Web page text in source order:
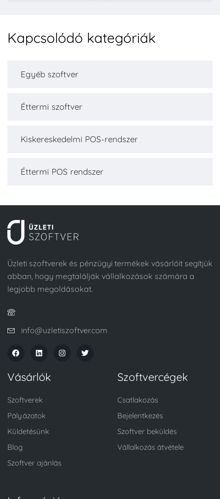
Kapcsolódó kategóriák
Egyéb szoftver
Éttermi szoftver
Kiskereskedelmi POS-rendszer
Éttermi POS rendszer
Üzleti szoftverek és pénzügyi termékek vásárlóit segítjük
abban, hogy megtalálják vállalkozások számára a
legjobb megoldásokat.
info@uzletiszoftver.com
Vásárlók
Szoftverek
Pályázatok
Küldetésünk
Blog
Szoftver ajánlás
Szoftvercégek
Csatlakozás
Bejelentkezés
Szoftver beküldés
Vállalkozás átvétele